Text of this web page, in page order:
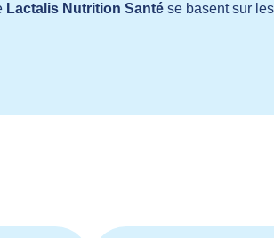
Lactalis Nutrition Santé se basent sur les